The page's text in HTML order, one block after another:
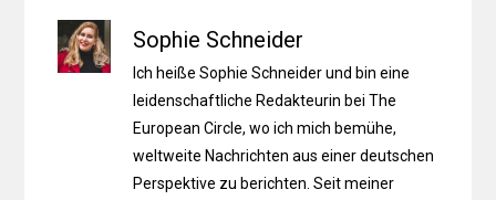
Sophie Schneider
Ich heiße Sophie Schneider und bin eine
leidenschaftliche Redakteurin bei The
European Circle, wo ich mich bemühe,
weltweite Nachrichten aus einer deutschen
Perspektive zu berichten. Seit meiner